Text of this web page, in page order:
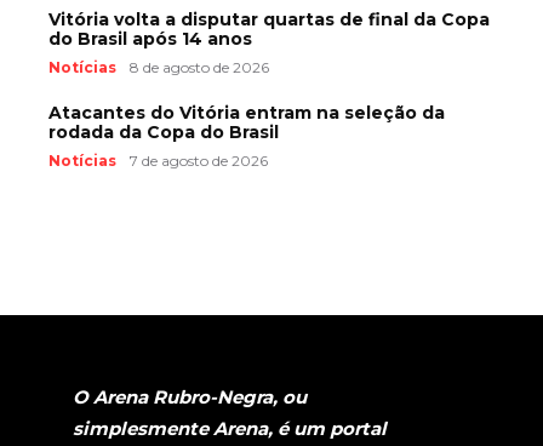
Vitória volta a disputar quartas de final da Copa
do Brasil após 14 anos
Notícias 8 de agosto de 2026
Atacantes do Vitória entram na seleção da
rodada da Copa do Brasil
Notícias 7 de agosto de 2026
O Arena Rubro-Negra, ou
simplesmente Arena, é um portal